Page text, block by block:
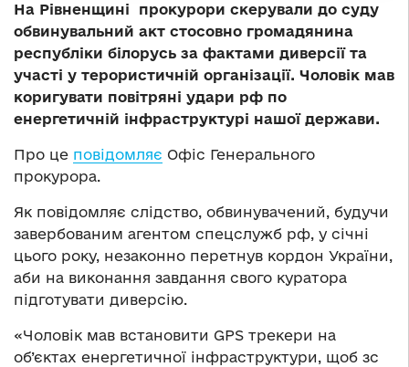
На Рівненщині прокурори скерували до суду
обвинувальний акт стосовно громадянина
республіки білорусь за фактами диверсії та
участі у терористичній організації. Чоловік мав
коригувати повітряні удари рф по
енергетичній інфраструктурі нашої держави.
Про це повідомляє Офіс Генерального
прокурора.
Як повідомляє слідство, обвинувачений, будучи
завербованим агентом спецслужб рф, у січні
цього року, незаконно перетнув кордон України,
аби на виконання завдання свого куратора
підготувати диверсію.
«Чоловік мав встановити GPS трекери на
об’єктах енергетичної інфраструктури, щоб зс